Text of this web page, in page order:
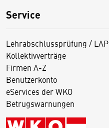
Service
Lehrabschlussprüfung / LAP
Kollektivverträge
Firmen A-Z
Benutzerkonto
eServices der WKO
Betrugswarnungen